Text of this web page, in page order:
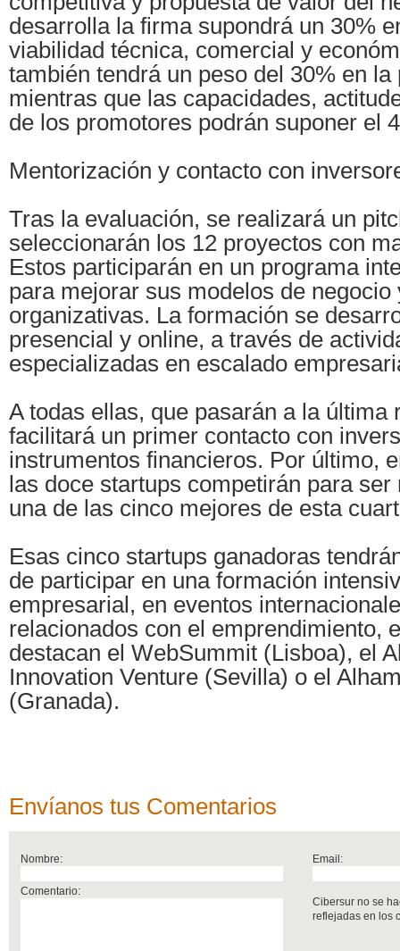
desarrolla la firma supondrá un 30%
viabilidad técnica, comercial y
también tendrá un peso del 30% en la
mientras que las capacidades,
de los promotores podrán suponer el
Mentorización y contacto con
Tras la evaluación, se realizará un
seleccionarán los 12 proyectos con
Estos participarán en un programa
para mejorar sus modelos de negocio
organizativas. La formación se
presencial y online, a través de
especializadas en escalado
A todas ellas, que pasarán a la última
facilitará un primer contacto con
instrumentos financieros. Por último,
las doce startups competirán para
una de las cinco mejores de esta
Esas cinco startups ganadoras
de participar en una formación
empresarial, en eventos
relacionados con el emprendimiento,
destacan el WebSummit (Lisboa), el
Innovation Venture (Sevilla) o el
(Granada).
Envíanos tus Comentarios
Nombre: Email:
Comentario:
Cibersur no se
reflejadas en los